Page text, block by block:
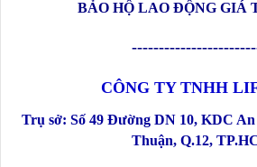
BẢO HỘ LAO ĐỘNG GIÁ
CÔNG TY TNHH
Trụ sở: Số 49 Đường DN 10, KDC
Thuận, Q.12,